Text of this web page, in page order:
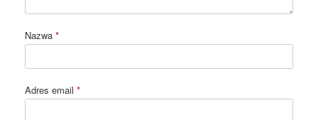
Nazwa *
Adres email *